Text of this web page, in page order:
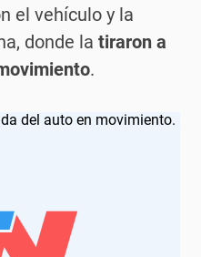
el vehículo y la
donde la tiraron a
.